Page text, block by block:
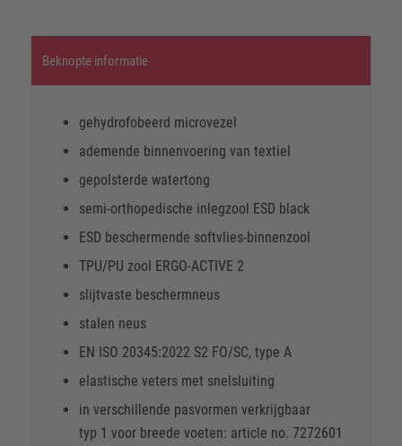
Beknopte informatie
gehydrofobeerd microvezel
ademende binnenvoering van textiel
gepolsterde watertong
semi-orthopedische inlegzool ESD black
ESD beschermende softvlies-binnenzool
TPU/PU zool ERGO-ACTIVE 2
slijtvaste beschermneus
stalen neus
EN ISO 20345:2022 S2 FO/SC, type A
elastische veters met snelsluiting
in verschillende pasvormen verkrijgbaar
typ 1 voor breede voeten: article no. 7272601